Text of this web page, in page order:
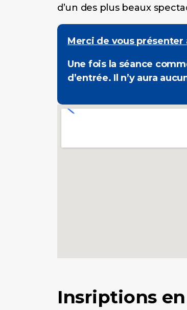
d’un des plus beaux
Merci de vous présenter
Une fois la séance
d’entrée. Il n’y aura
Insriptions